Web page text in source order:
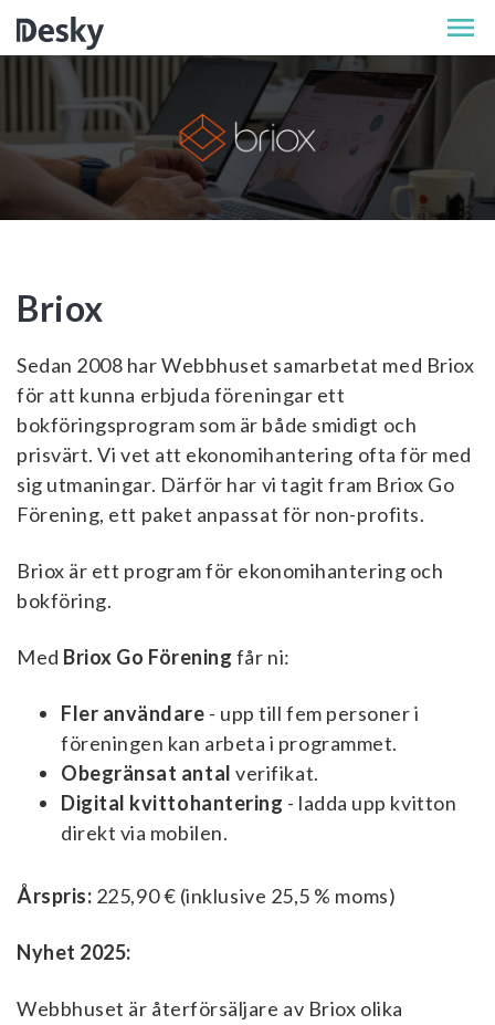
Briox
Sedan 2008 har Webbhuset samarbetat med Briox
för att kunna erbjuda föreningar ett
bokföringsprogram som är både smidigt och
prisvärt. Vi vet att ekonomihantering ofta för med
sig utmaningar. Därför har vi tagit fram Briox Go
Förening, ett paket anpassat för non-profits.
Briox är ett program för ekonomihantering och
bokföring.
Med Briox Go Förening får ni:
Fler användare - upp till fem personer i
föreningen kan arbeta i programmet.
Obegränsat antalverifikat.
Digital kvittohantering - ladda upp kvitton
direkt via mobilen.
Årspris: 225,90 € (inklusive 25,5 % moms)
Nyhet 2025:
Webbhuset är återförsäljare av Briox olika